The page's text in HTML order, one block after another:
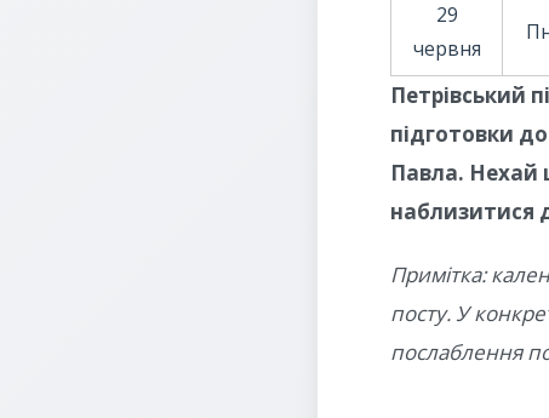
29
червня
Петрівський
підготовки
Павла. Нехай
наблизитися
Примітка:
посту. У
послаблення